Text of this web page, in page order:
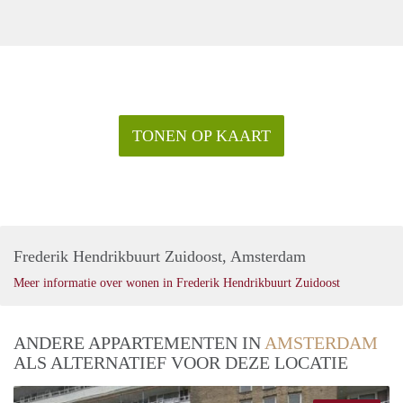
TONEN OP KAART
Frederik Hendrikbuurt Zuidoost, Amsterdam
Meer informatie over wonen in Frederik Hendrikbuurt Zuidoost
ANDERE APPARTEMENTEN IN AMSTERDAM
ALS ALTERNATIEF VOOR DEZE LOCATIE